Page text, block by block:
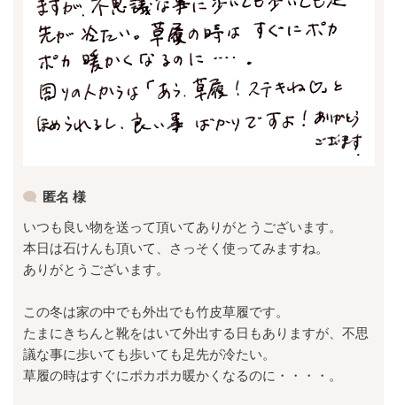
匿名 様
いつも良い物を送って頂いてありがとうございます。
本日は石けんも頂いて、さっそく使ってみますね。
ありがとうございます。
この冬は家の中でも外出でも竹皮草履です。
たまにきちんと靴をはいて外出する日もありますが、不思
議な事に歩いても歩いても足先が冷たい。
草履の時はすぐにポカポカ暖かくなるのに・・・・。